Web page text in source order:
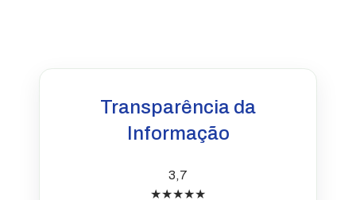
Transparência da
Informação
3,7
★★★★★